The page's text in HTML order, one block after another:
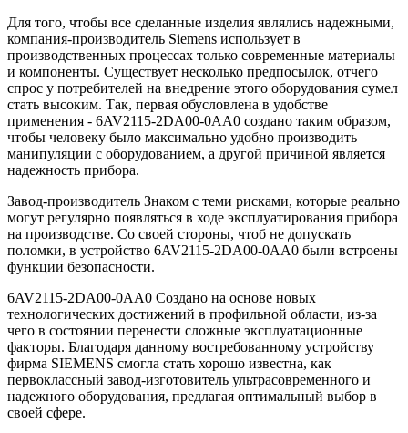
Для того, чтобы все сделанные изделия являлись надежными,
компания-производитель Siemens использует в
производственных процессах только современные материалы
и компоненты. Существует несколько предпосылок, отчего
спрос у потребителей на внедрение этого оборудования сумел
стать высоким. Так, первая обусловлена в удобстве
применения - 6AV2115-2DA00-0AA0 создано таким образом,
чтобы человеку было максимально удобно производить
манипуляции с оборудованием, а другой причиной является
надежность прибора.
Завод-производитель Знаком с теми рисками, которые реально
могут регулярно появляться в ходе эксплуатирования прибора
на производстве. Со своей стороны, чтоб не допускать
поломки, в устройство 6AV2115-2DA00-0AA0 были встроены
функции безопасности.
6AV2115-2DA00-0AA0 Создано на основе новых
технологических достижений в профильной области, из-за
чего в состоянии перенести сложные эксплуатационные
факторы. Благодаря данному востребованному устройству
фирма SIEMENS смогла стать хорошо известна, как
первоклассный завод-изготовитель ультрасовременного и
надежного оборудования, предлагая оптимальный выбор в
своей сфере.